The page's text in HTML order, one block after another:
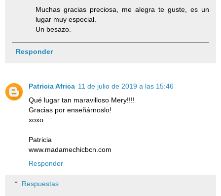
Muchas gracias preciosa, me alegra te guste, es un
lugar muy especial.
Un besazo.
Responder
Patricia Africa 11 de julio de 2019 a las 15:46
Qué lugar tan maravilloso Mery!!!!
Gracias por enseñárnoslo!
xoxo
Patricia
www.madamechicbcn.com
Responder
Respuestas